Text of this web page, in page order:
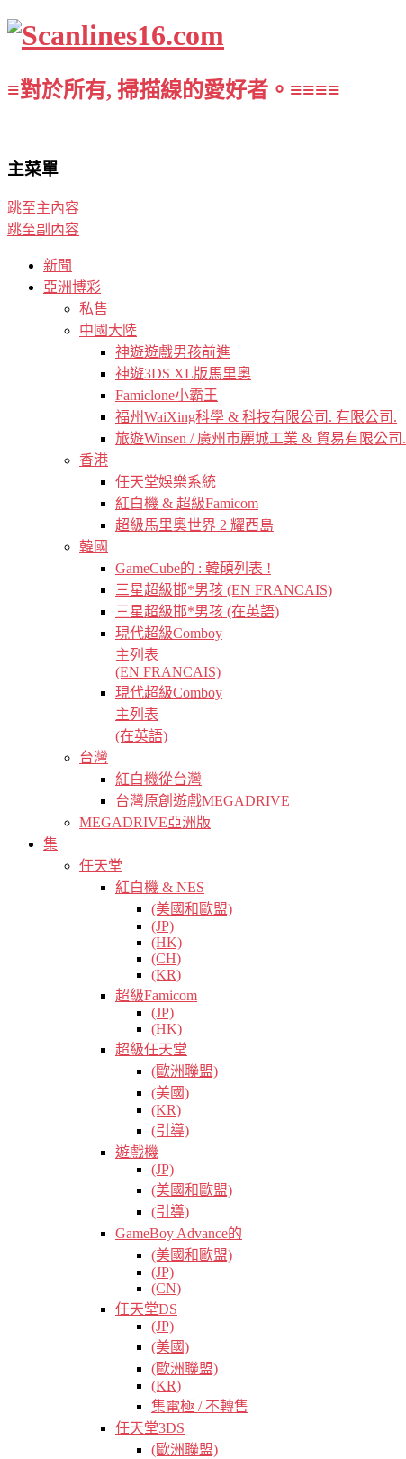
≡對於所有, 掃描線的愛好者。≡≡≡≡
主菜單
跳至主內容
跳至副內容
新聞
亞洲博彩
私售
中國大陸
神遊遊戲男孩前進
神遊3DS XL版馬里奧
Famiclone小霸王
福州WaiXing科學 & 科技有限公司. 有限公司.
旅遊Winsen / 廣州市麗城工業 & 貿易有限公司.
香港
任天堂娛樂系統
紅白機 & 超級Famicom
超級馬里奧世界 2 耀西島
韓國
GameCube的 : 韓碩列表 !
三星超級邯*男孩 (EN FRANCAIS)
三星超級邯*男孩 (在英語)
現代超級Comboy
主列表
(EN FRANCAIS)
現代超級Comboy
主列表
(在英語)
台灣
紅白機從台灣
台灣原創遊戲MEGADRIVE
MEGADRIVE亞洲版
集
任天堂
紅白機 & NES
(美國和歐盟)
(JP)
(HK)
(CH)
(KR)
超級Famicom
(JP)
(HK)
超級任天堂
(歐洲聯盟)
(美國)
(KR)
(引導)
遊戲機
(JP)
(美國和歐盟)
(引導)
GameBoy Advance的
(美國和歐盟)
(JP)
(CN)
任天堂DS
(JP)
(美國)
(歐洲聯盟)
(KR)
集電極 / 不轉售
任天堂3DS
(歐洲聯盟)